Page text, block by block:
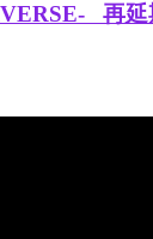
再